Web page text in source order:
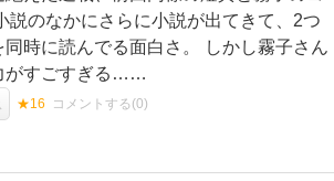
説のなかにさらに小説が出てきて、2つ
同時に読んでる面白さ。 しかし霧子さん
がすごすぎる……
★16 コメントする(0)